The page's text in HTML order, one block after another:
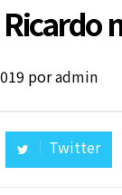
poradmin
Twitter